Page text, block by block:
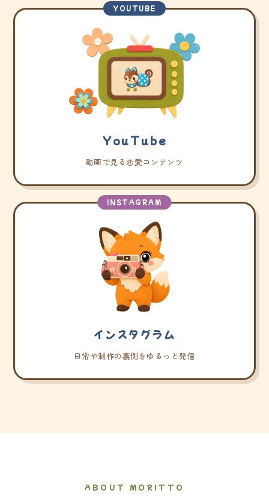
YOUTUBE
YouTube
動画で見る恋愛コンテンツ
INSTAGRAM
インスタグラム
日常や制作の裏側をゆるっと発信
ABOUT MORITTO